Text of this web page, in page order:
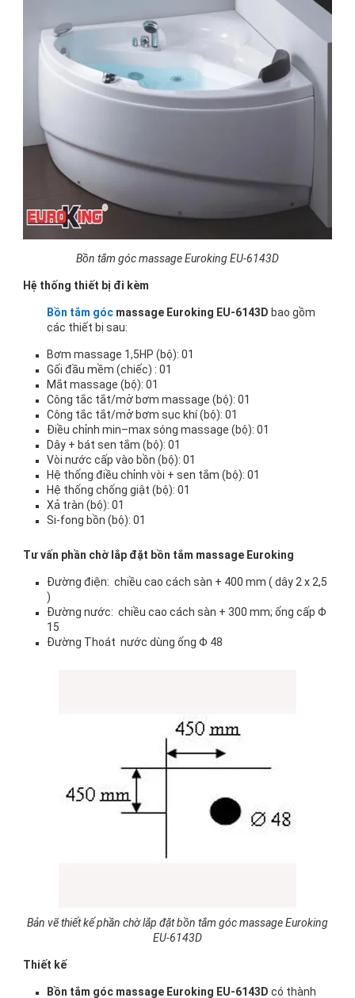
Bồn tắm góc massage Euroking EU-6143D
Hệ thống thiết bị đi kèm
Bồn tắm gócmassage Euroking EU-6143D bao gồm
các thiết bị sau:
Bơm massage 1,5HP (bộ): 01
Gối đầu mềm (chiếc) : 01
Mắt massage (bộ): 01
Công tắc tắt/mở bơm massage (bộ): 01
Công tắc tắt/mở bơm sục khí (bộ): 01
Điều chỉnh min–max sóng massage (bộ): 01
Dây + bát sen tắm (bộ): 01
Vòi nước cấp vào bồn (bộ): 01
Hệ thống điều chỉnh vòi + sen tắm (bộ): 01
Hệ thống chống giật (bộ): 01
Xả tràn (bộ): 01
Si-fong bồn (bộ): 01
Tư vấn phần chờ lắp đặt bồn tắm massage Euroking
Đường điện: chiều cao cách sàn + 400 mm ( dây 2 x 2,5
)
Đường nước: chiều cao cách sàn + 300 mm; ống cấp Φ
15
Đường Thoát nước dùng ống Φ 48
Bản vẽ thiết kế phần chờ lắp đặt bồn tắm góc massage Euroking
EU-6143D
Thiết kế
Bồn tắm góc massage Euroking EU-6143D có thành